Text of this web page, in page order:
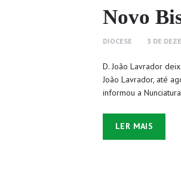
Novo
DIOCESE 3 DE
D. João Lavrador
João Lavrador, até
informou a
LER MAIS